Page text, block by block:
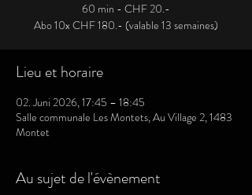
60 min - CHF 20.-
Abo 10x CHF 180.- (valable 13 semaines)
Lieu et horaire
02. Juni 2026, 17:45 – 18:45
Salle communale Les Montets, Au Village 2, 1483
Montet
Au sujet de l'évènement